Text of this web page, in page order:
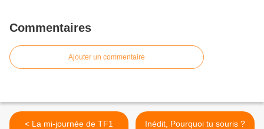
Commentaires
Ajouter un commentaire
< La mi-journée de TF1
Inédit, Pourquoi tu souris ?